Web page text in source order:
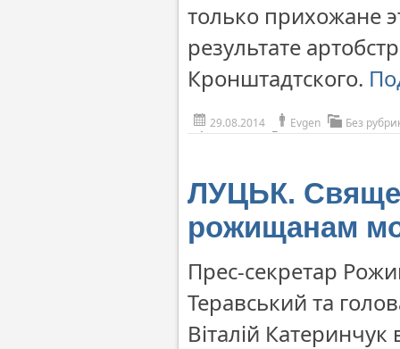
только прихожане
результате
Кронштадтского.
29.08.2014 Evgen Без
ЛУЦЬК.
рожищанам
Прес-секретар
Теравський та
Віталій